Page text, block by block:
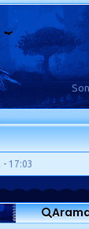
- 17:03